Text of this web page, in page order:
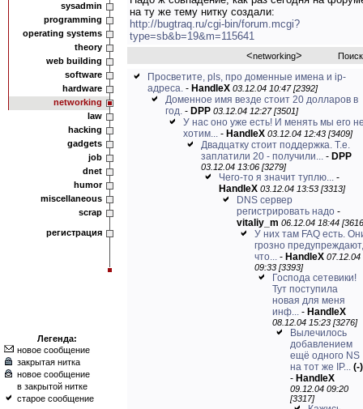
sysadmin
programming
operating systems
theory
web building
software
hardware
networking
law
hacking
gadgets
job
dnet
humor
miscellaneous
scrap
регистрация
Легенда:
новое сообщение
закрытая нитка
новое сообщение
в закрытой нитке
старое сообщение
на ту же тему нитку создали:
http://bugtraq.ru/cgi-bin/forum.mcgi?
type=sb&b=19&m=115641
<networking> Поиск
Просветите, pls, про доменные имена и ip-
адреса. - HandleX 03.12.04 10:47 [2392]
Доменное имя везде стоит 20 долларов в
год. - DPP 03.12.04 12:27 [3501]
У нас оно уже есть! И менять мы его
хотим... - HandleX 03.12.04 12:43 [3409]
Двадцатку стоит поддержка. Т.е.
заплатили 20 - получили... - DPP
03.12.04 13:06 [3279]
Чего-то я значит туплю... -
HandleX 03.12.04 13:53 [3313]
DNS сервер
регистрировать надо -
vitaliy_m 06.12.04 18:44
У них там FAQ есть.
грозно предупреждают,
что... - HandleX 07.12.04
09:33 [3393]
Господа сетевики!
Тут поступила
новая для меня
инф... - HandleX
08.12.04 15:23 [3276]
Вылечилось
добавлением
ещё одного NS
на тот же IP... (-)
- HandleX
09.12.04 09:20
[3317]